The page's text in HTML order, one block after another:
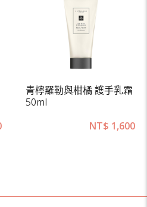
青檸羅勒與柑橘 護手乳霜
50ml
NT$ 1,600